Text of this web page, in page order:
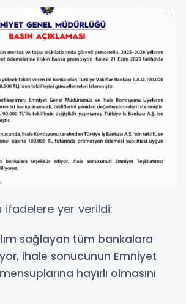
ifadelere yer verildi:
sağlayan tüm bankalara
ihale sonucunun Emniyet
hayırlı olmasını